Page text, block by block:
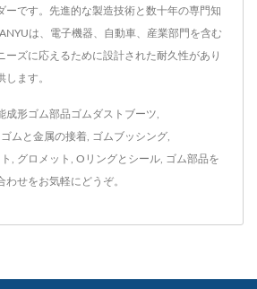
ーです。先進的な製造技術と数十年の専門知
は、電子機器、自動車、産業部門を含む
ーズに応えるために設計された耐久性があり
します。
成形ゴム部品ゴムダストブーツ
ゴムと金属の接着 ゴムブッシング
グロメット Oリングとシール ゴム部品を
わせをお気軽にどうぞ。